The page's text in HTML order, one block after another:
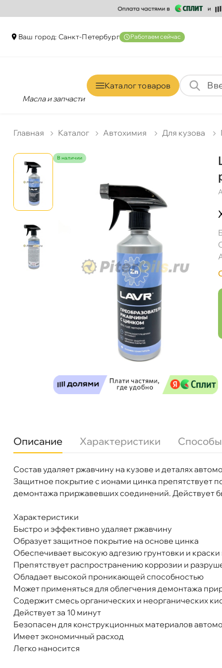
аш город: Санкт-Петербур Работаем сейчас
Масла и запчасти
Каталог товаро
Главная Катало Автохимия Для кузова
наличии
Описание Характеристики
Состав удаляет ржавчину на кузове и деталях
Защитное покрытие с ионами цинка препятствует
демонтажа приржавевших соединений. Действует
Характеристики
Быстро и эффективно удаляет ржавчину
Образует защитное покрытие на основе цинка
Обеспечивает высокую адгезию грунтовки и краски
Препятствует распространению коррозии и
Обладает высокой проникающей способностью
Может применяться для облегчения демонтажа
Содержит смесь органических и неорганических
Действует за 10 минут
Безопасен для конструкционных материалов
Имеет экономичный расход
Легко наносится
Бренд
LAVR
Объем
0.5л
Артикул
Ln1436
LAVR LN1436 Преобразователь ржавчины с
Бесплатная
Самовывоз
ул. Салова, д. 30
Пн-Пт09.30 - 19.00